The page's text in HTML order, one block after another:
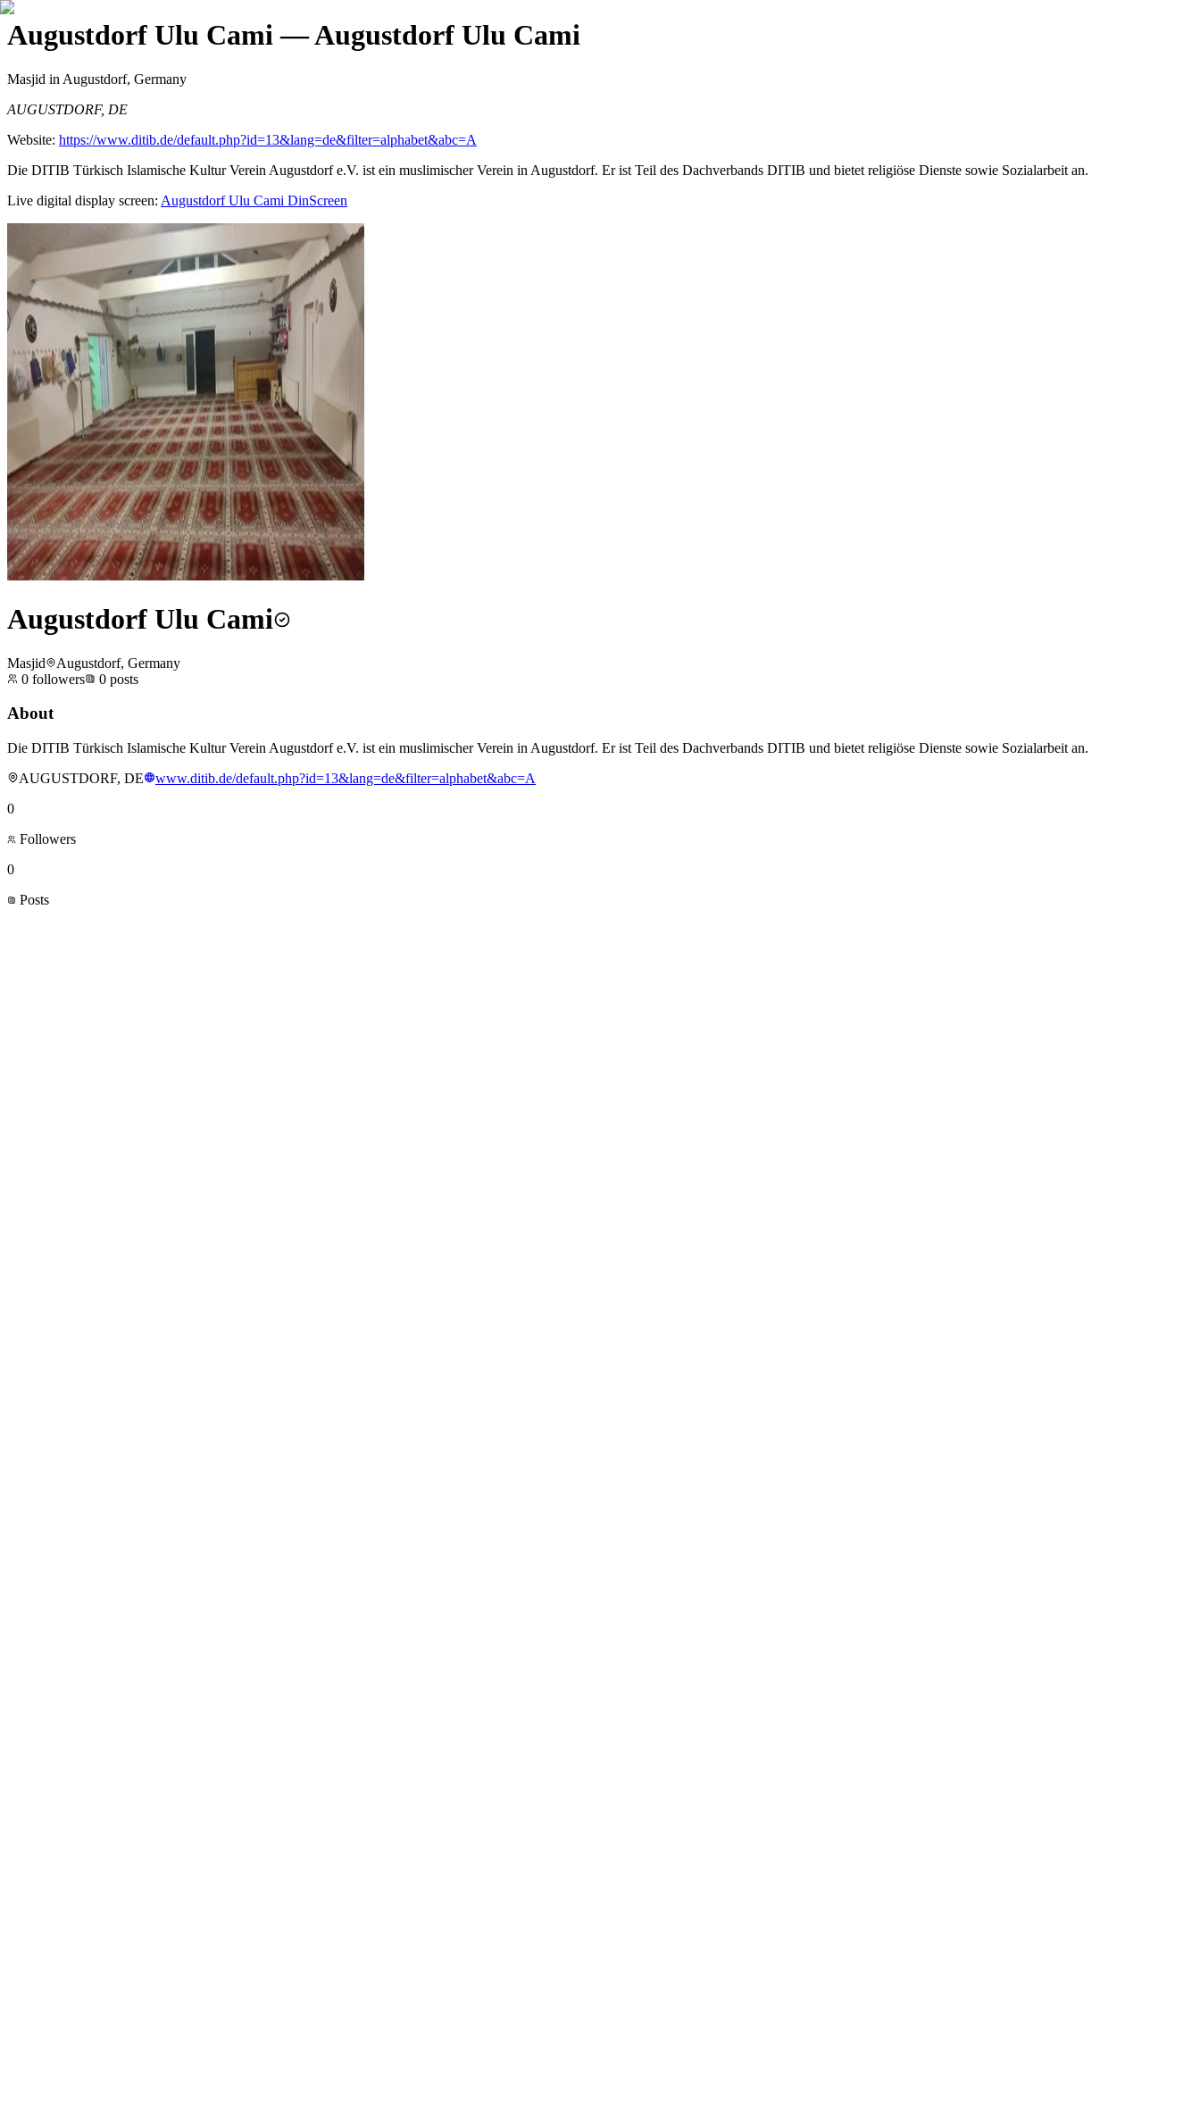
Augustdorf Ulu Cami— Augustdorf Ulu Cami
Masjid in Augustdorf, Germany
AUGUSTDORF, DE
Website: https://www.ditib.de/default.php?id=13&lang=de&filter=alphabet&abc=A
Die DITIB Türkisch Islamische Kultur Verein Augustdorf e.V. ist ein muslimischer Verein in Augustdorf. Er ist Teil des Dachverbands DITIB und bietet religiöse Dienste sowie Sozialarbeit an.
Live digital display screen: Augustdorf Ulu Cami DinScreen
Augustdorf Ulu Cami
Masjid
Augustdorf, Germany
0 followers 0 posts
About
Die DITIB Türkisch Islamische Kultur Verein Augustdorf e.V. ist ein muslimischer Verein in Augustdorf. Er ist Teil des Dachverbands DITIB und bietet religiöse Dienste sowie Sozialarbeit an.
AUGUSTDORF, DE
www.ditib.de/default.php?id=13&lang=de&filter=alphabet&abc=A
0
Followers
0
Posts